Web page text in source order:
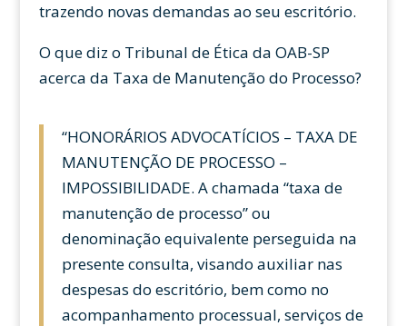
trazendo novas demandas ao seu escritório.
O que diz o Tribunal de Ética da OAB-SP
acerca da Taxa de Manutenção do Processo?
“HONORÁRIOS ADVOCATÍCIOS – TAXA DE
MANUTENÇÃO DE PROCESSO –
IMPOSSIBILIDADE. A chamada “taxa de
manutenção de processo” ou
denominação equivalente perseguida na
presente consulta, visando auxiliar nas
despesas do escritório, bem como no
acompanhamento processual, serviços de